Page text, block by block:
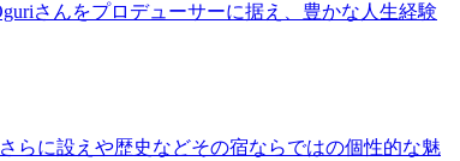
さんをプロデューサーに据え、豊かな人生経験
らに設えや歴史などその宿ならではの個性的な魅